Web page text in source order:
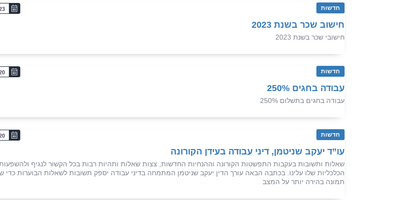
חדשות
חישוב שכר בשנת 2023
חישובי שכר בשנת 2023
חדשות
עבודה בחגים 250%
עבודה בחגים בתשלום 250%
חדשות
עו”ד יעקב שניטמן, דיני עבודה בעידן הקורונה
שאלות ותשובות בעקבות התפשטות הקורונה וההנחיות החדשות, צצות שאלות ותהיות רבות בכל הקשור לנגיף
הכלכליות שלו עלינו. בכתבה הבאה עורך הדין יעקב שניטמן המתמחה בדיני עבודה יספק תשובות לשאלות הבוערות כדי
תמונה בהירה יותר על המצב